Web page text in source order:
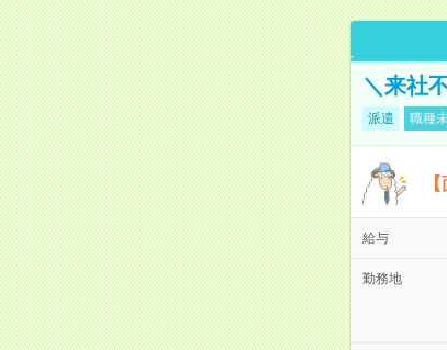
＼来社
派遣 職種
給与
勤務地